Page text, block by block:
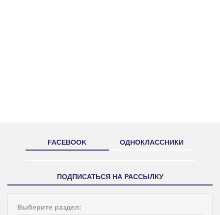
FACEBOOK ОДНОКЛАССНИКИ
ПОДПИСАТЬСЯ НА РАССЫЛКУ
Выберите раздел: